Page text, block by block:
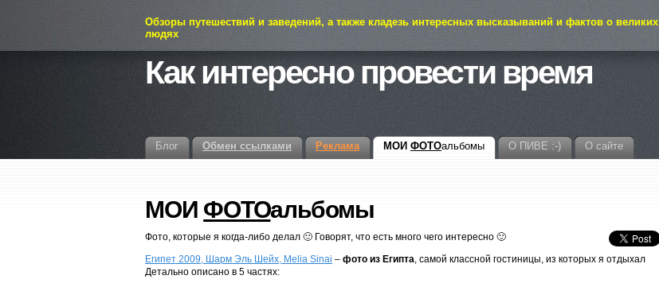
Обзоры путешествий и заведений, а также кладезь интересных высказываний и фактов о великих
людях
Как интересно провести время
Блог Обмен ссылками Реклама МОИ ФОТОальбомы О ПИВЕ :-) О сайте
МОИФОТОальбомы
Фото, которые я когда-либо делал 🙂 Говорят, что есть много чего интересно 🙂
Египет 2009, Шарм Эль Шейх, Melia Sinai – фото из Египта , самой классной гостиницы, из которых я отдыхал
Детально описано в 5 частях: